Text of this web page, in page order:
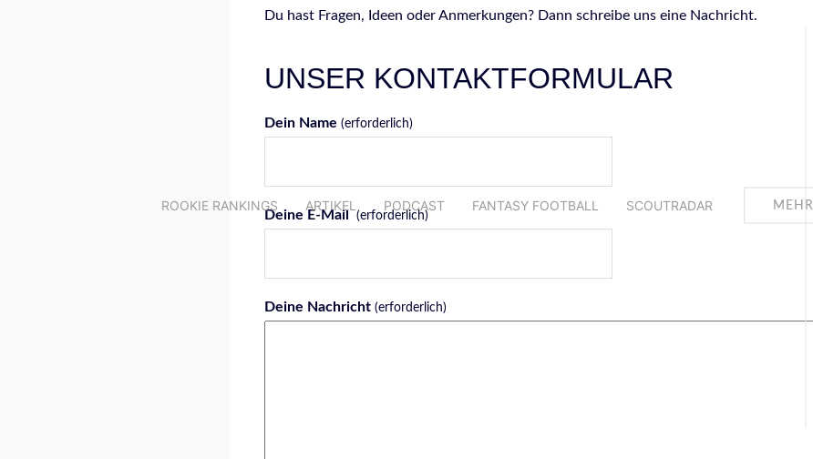
ROOKIE RANKINGS ARTIKEL PODCAST FANTASY FOOTBALL SCOUTRADAR MEHR
Du hast Fragen, Ideen oder Anmerkungen? Dann schreibe uns eine Nachricht.
UNSER KONTAKTFORMULAR
Dein Name (erforderlich)
Deine E-Mail (erforderlich)
Deine Nachricht (erforderlich)